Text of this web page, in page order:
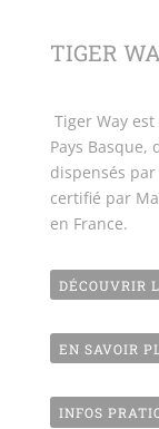
TIGER
Tiger Way est
Pays Basque,
dispensés par
certifié par
en France.
DÉCOUVRIR
EN SAVOIR
INFOS